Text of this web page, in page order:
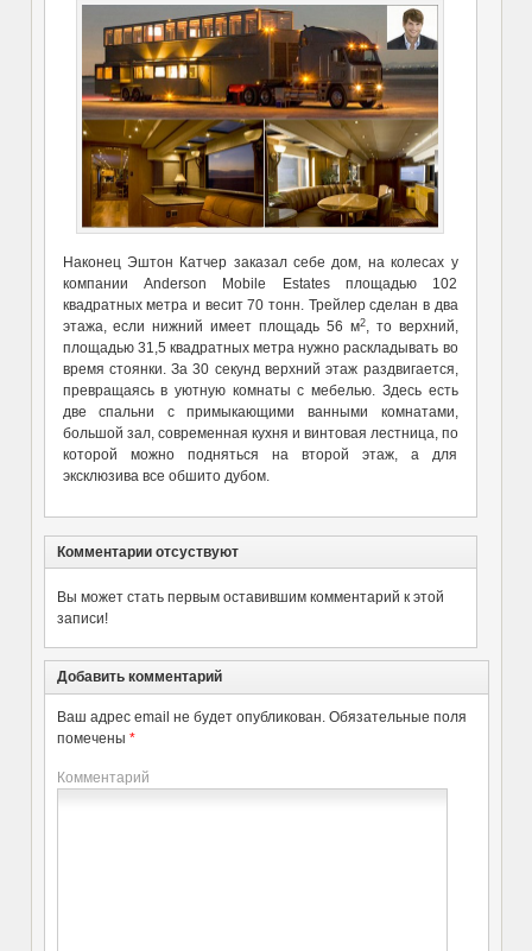
Наконец Эштон Катчер заказал себе дом, на колесах у
компании Anderson Mobile Estates площадью 102
квадратных метра и весит 70 тонн. Трейлер сделан в два
этажа, если нижний имеет площадь 56 м2, то верхний,
площадью 31,5 квадратных метра нужно раскладывать во
время стоянки. За 30 секунд верхний этаж раздвигается,
превращаясь в уютную комнаты с мебелью. Здесь есть
две спальни с примыкающими ванными комнатами,
большой зал, современная кухня и винтовая лестница, по
которой можно подняться на второй этаж, а для
эксклюзива все обшито дубом.
Комментарии отсуствуют
Вы может стать первым оставившим комментарий к этой
записи!
Добавить комментарий
Ваш адрес email не будет опубликован. Обязательные поля
помечены *
Комментарий